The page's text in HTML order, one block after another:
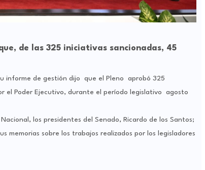
de las 325 iniciativas sancionadas, 45
informe de gestión dijo que el Pleno aprobó 325
el Poder Ejecutivo, durante el período legislativo agosto
los presidentes del Senado, Ricardo de los Santos;
memorias sobre los trabajos realizados por los legisladores